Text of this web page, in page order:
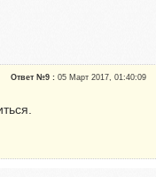
Ответ №9 :05 Март 2017, 01:40:09